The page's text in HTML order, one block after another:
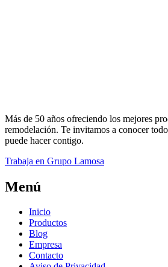
Más de 50 años ofreciendo los mejores
remodelación. Te invitamos a conocer
puede hacer contigo.
Trabaja en Grupo Lamosa
Menú
Inicio
Productos
Blog
Empresa
Contacto